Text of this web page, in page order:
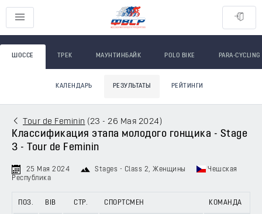
ШОССЕ ТРЕК МАУНТИНБАЙК POLO BIKE PARA-CYCLING
КАЛЕНДАРЬ РЕЗУЛЬТАТЫ РЕЙТИНГИ
Tour de Feminin (23 - 26 Мая 2024 )
Классификация этапа молодого гонщика - Stage
3 - Tour de Feminin
25 Мая 2024 Stages - Class 2, Женщины
Чешская
Республика
ПОЗ. BIB СТР. СПОРТСМЕН КОМАНДА